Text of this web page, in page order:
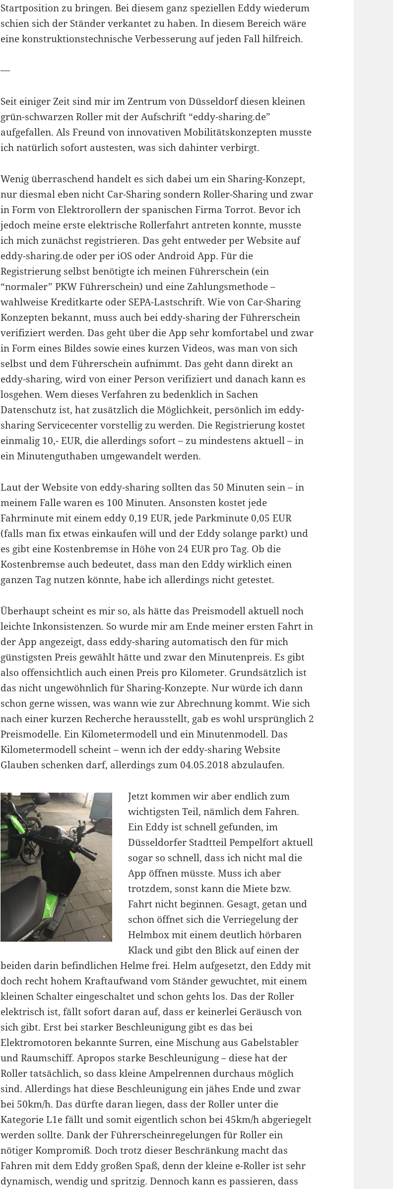
Startposition zu bringen. Bei diesem ganz speziellen Eddy wiederum
schien sich der Ständer verkantet zu haben. In diesem Bereich wäre
eine konstruktionstechnische Verbesserung auf jeden Fall hilfreich.
—
Seit einiger Zeit sind mir im Zentrum von Düsseldorf diesen kleinen
grün-schwarzen Roller mit der Aufschrift “eddy-sharing.de”
aufgefallen. Als Freund von innovativen Mobilitätskonzepten musste
ich natürlich sofort austesten, was sich dahinter verbirgt.
Wenig überraschend handelt es sich dabei um ein Sharing-Konzept,
nur diesmal eben nicht Car-Sharing sondern Roller-Sharing und zwar
in Form von Elektrorollern der spanischen Firma Torrot. Bevor ich
jedoch meine erste elektrische Rollerfahrt antreten konnte, musste
ich mich zunächst registrieren. Das geht entweder per Website auf
eddy-sharing.de oder per iOS oder Android App. Für die
Registrierung selbst benötigte ich meinen Führerschein (ein
“normaler” PKW Führerschein) und eine Zahlungsmethode –
wahlweise Kreditkarte oder SEPA-Lastschrift. Wie von Car-Sharing
Konzepten bekannt, muss auch bei eddy-sharing der Führerschein
verifiziert werden. Das geht über die App sehr komfortabel und zwar
in Form eines Bildes sowie eines kurzen Videos, was man von sich
selbst und dem Führerschein aufnimmt. Das geht dann direkt an
eddy-sharing, wird von einer Person verifiziert und danach kann es
losgehen. Wem dieses Verfahren zu bedenklich in Sachen
Datenschutz ist, hat zusätzlich die Möglichkeit, persönlich im eddy-
sharing Servicecenter vorstellig zu werden. Die Registrierung kostet
einmalig 10,- EUR, die allerdings sofort – zu mindestens aktuell – in
ein Minutenguthaben umgewandelt werden.
Laut der Website von eddy-sharing sollten das 50 Minuten sein – in
meinem Falle waren es 100 Minuten. Ansonsten kostet jede
Fahrminute mit einem eddy 0,19 EUR, jede Parkminute 0,05 EUR
(falls man fix etwas einkaufen will und der Eddy solange parkt) und
es gibt eine Kostenbremse in Höhe von 24 EUR pro Tag. Ob die
Kostenbremse auch bedeutet, dass man den Eddy wirklich einen
ganzen Tag nutzen könnte, habe ich allerdings nicht getestet.
Überhaupt scheint es mir so, als hätte das Preismodell aktuell noch
leichte Inkonsistenzen. So wurde mir am Ende meiner ersten Fahrt in
der App angezeigt, dass eddy-sharing automatisch den für mich
günstigsten Preis gewählt hätte und zwar den Minutenpreis. Es gibt
also offensichtlich auch einen Preis pro Kilometer. Grundsätzlich ist
das nicht ungewöhnlich für Sharing-Konzepte. Nur würde ich dann
schon gerne wissen, was wann wie zur Abrechnung kommt. Wie sich
nach einer kurzen Recherche herausstellt, gab es wohl ursprünglich 2
Preismodelle. Ein Kilometermodell und ein Minutenmodell. Das
Kilometermodell scheint – wenn ich der eddy-sharing Website
Glauben schenken darf, allerdings zum 04.05.2018 abzulaufen.
Jetzt kommen wir aber endlich zum
wichtigsten Teil, nämlich dem Fahren.
Ein Eddy ist schnell gefunden, im
Düsseldorfer Stadtteil Pempelfort aktuell
sogar so schnell, dass ich nicht mal die
App öffnen müsste. Muss ich aber
trotzdem, sonst kann die Miete bzw.
Fahrt nicht beginnen. Gesagt, getan und
schon öffnet sich die Verriegelung der
Helmbox mit einem deutlich hörbaren
Klack und gibt den Blick auf einen der
beiden darin befindlichen Helme frei. Helm aufgesetzt, den Eddy mit
doch recht hohem Kraftaufwand vom Ständer gewuchtet, mit einem
kleinen Schalter eingeschaltet und schon gehts los. Das der Roller
elektrisch ist, fällt sofort daran auf, dass er keinerlei Geräusch von
sich gibt. Erst bei starker Beschleunigung gibt es das bei
Elektromotoren bekannte Surren, eine Mischung aus Gabelstabler
und Raumschiff. Apropos starke Beschleunigung – diese hat der
Roller tatsächlich, so dass kleine Ampelrennen durchaus möglich
sind. Allerdings hat diese Beschleunigung ein jähes Ende und zwar
bei 50km/h. Das dürfte daran liegen, dass der Roller unter die
Kategorie L1e fällt und somit eigentlich schon bei 45km/h abgeriegelt
werden sollte. Dank der Führerscheinregelungen für Roller ein
nötiger Kompromiß. Doch trotz dieser Beschränkung macht das
Fahren mit dem Eddy großen Spaß, denn der kleine e-Roller ist sehr
dynamisch, wendig und spritzig. Dennoch kann es passieren, dass